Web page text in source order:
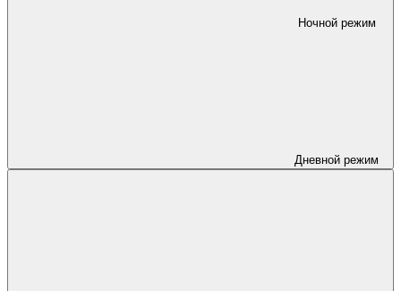
Ночной режим
Дневной режим